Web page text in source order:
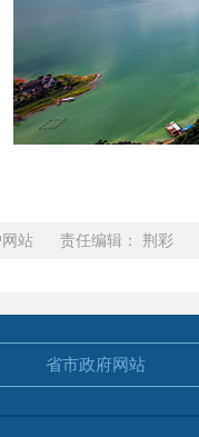
网站 责任编辑： 荆彩
省市政府网站